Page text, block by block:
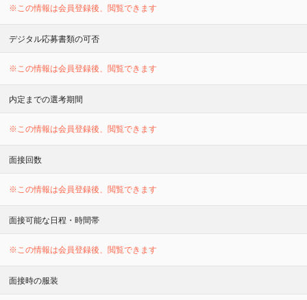
※この情報は会員登録後、閲覧できます
デジタル応募書類の可否
※この情報は会員登録後、閲覧できます
内定までの選考期間
※この情報は会員登録後、閲覧できます
面接回数
※この情報は会員登録後、閲覧できます
面接可能な日程・時間帯
※この情報は会員登録後、閲覧できます
面接時の服装